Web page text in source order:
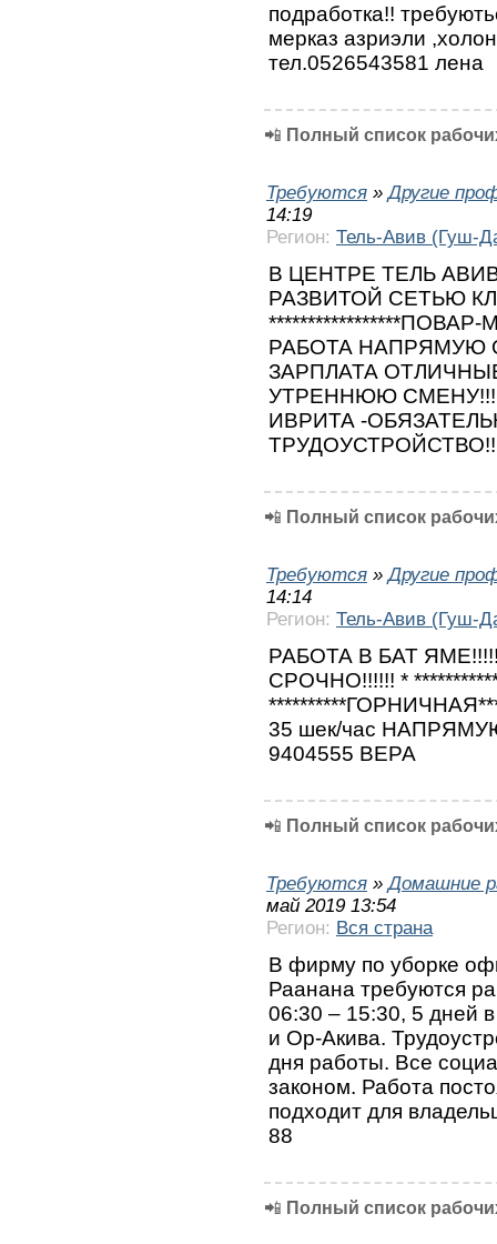
подработка!!
мерказ азриэли
тел.0526543581 лена
📲 Полный список
Требуются »Другие
14:19
Регион: Тель-Авив (Гуш-
В ЦЕНТРЕ ТЕЛЬ
РАЗВИТОЙ СЕТЬЮ
РАБОТА НАПРЯМУЮ
ЗАРПЛАТА
УТРЕННЮЮ
ИВРИТА -
📲 Полный список
Требуются »Другие
14:14
Регион: Тель-Авив (Гуш-
РАБОТА В БАТ
СРОЧНО!!!!!! *
35 шек/час
9404555 ВЕРА
📲 Полный список
Требуются »Домашние
май 2019 13:54
Регион: Вся страна
В фирму по уборке
Раанана требуются
06:30 – 15:30, 5 дней
и Ор-Акива.
дня работы. Все
законом. Работа
подходит для
88
📲 Полный список